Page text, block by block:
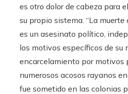
es otro dolor de cabeza para
su propio sistema. “La
es un asesinato político,
los motivos específicos de su
encarcelamiento por motivos
numerosos acosos rayanos
fue sometido en las colonias